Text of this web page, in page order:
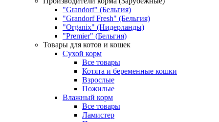
"Grandorf" (Бельгия)
"Grandorf Fresh" (Бельгия)
"Organix" (Нидерланды)
"Premier" (Бельгия)
Товары для котов и кошек
Сухой корм
Все товары
Котята и беременные кошки
Взрослые
Пожилые
Влажный корм
Все товары
Ламистер